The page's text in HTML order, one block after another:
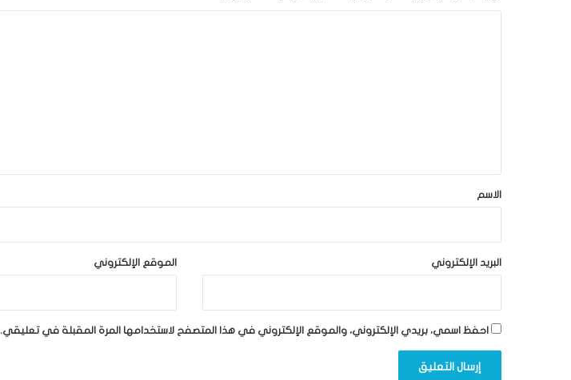
*
الاسم
البريد الإلكتروني الموقع الإلكتروني
احفظ اسمي، بريدي الإلكتروني، والموقع الإلكتروني في هذا المتصفح لاستخدامها المرة المقبلة في تعليقي.